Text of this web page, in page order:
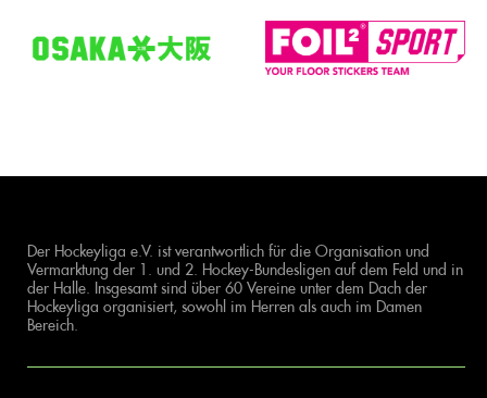
Der Hockeyliga e.V. ist verantwortlich für die Organisation und
Vermarktung der 1. und 2. Hockey-Bundesligen auf dem Feld und in
der Halle. Insgesamt sind über 60 Vereine unter dem Dach der
Hockeyliga organisiert, sowohl im Herren als auch im Damen
Bereich.